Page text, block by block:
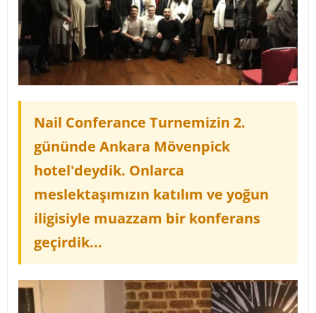
Nail Conferance Turnemizin 2.
gününde Ankara Mövenpick
hotel'deydik. Onlarca
meslektaşımızın katılım ve yoğun
iligisiyle muazzam bir konferans
geçirdik...